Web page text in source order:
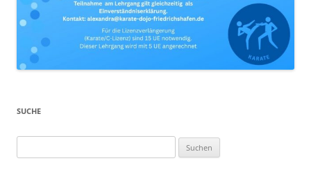
SUCHE
nach: